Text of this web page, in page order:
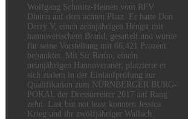
Wolfgang Schmitz-Heinen vom RFV
Dhünn auf dem achten Platz. Er hatte Don
Derry V, einen zehnjährigen Hengst mit
hannoverischem Brand, gesattelt und wurde
für seine Vorstellung mit 66,421 Prozent
bepunktet. Mit Sir Remo, einem
neunjährigen Hannoveraner, platzierte er
sich zudem in der Einlaufprüfung zur
Qualifikation zum NÜRNBERGER BURG-
POKAL der Dressurreiter 2017 auf Rang
zehn. Last but not least konnten Jessica
Krieg und ihr zwölfjähriger Wallach